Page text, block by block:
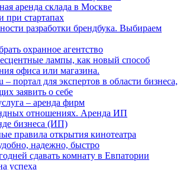
аренда склада в Москве
стартапах
разработки брендбука. Выбираем
охранное агентство
лампы, как новый способ
офиса или магазина.
– портал для экспертов в области бизнеса,
заявить о себе
– аренда фирм
отношениях. Аренда ИП
бизнеса (ИП)
правила открытия кинотеатра
надежно, быстро
сдавать комнату в Евпатории
успеха